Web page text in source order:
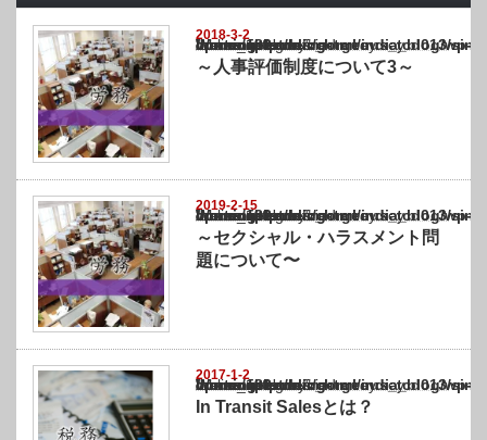
2018-3-2
Warning
: Undefined array key "show_category" in
/home/netst/kuno-cpa.co.jp/public_html/india_blog/wp-content/themes/
on line183
～人事評価制度について3～
2019-2-15
Warning
: Undefined array key "show_category" in
/home/netst/kuno-cpa.co.jp/public_html/india_blog/wp-content/themes/
on line183
～セクシャル・ハラスメント問
題について〜
2017-1-2
Warning
: Undefined array key "show_category" in
/home/netst/kuno-cpa.co.jp/public_html/india_blog/wp-content/themes/
on line183
In Transit Salesとは？